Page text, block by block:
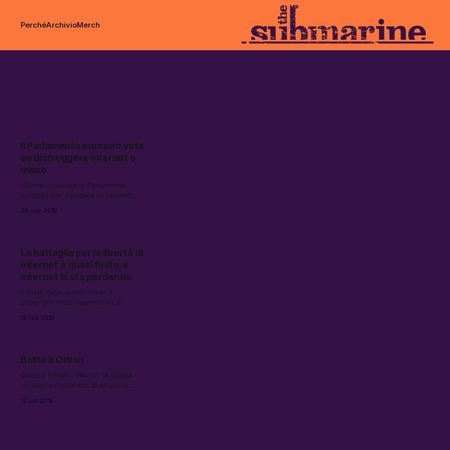
PerchéArchivioMerch
Il Parlamento europeo vota
se distruggere internet o
meno
Ultima chiamata al Parlamento
europeo per decidere se internet
ha fatto finora.
26 mar 2019
La battaglia per la libertà di
internet è quasi finita, e
internet la sta perdendo
Il testo della direttiva per il
copyright resta oppressivo. E
maggioranza per approvarlo.
15 feb 2019
Botte a Orban
Questo è Hello, World!, la nostra
rassegna mattiniera di attualità,
un pugno di link da leggere, vedere
12 set 2018